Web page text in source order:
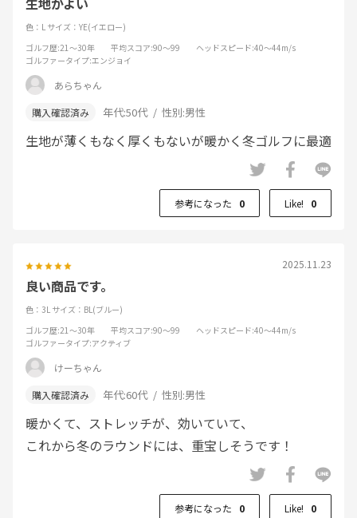
色：L サイズ：YE(イエロー)
ゴルフ歴:21～30年 平均スコア:90～99 ヘッドスピード:40～44m/s
ゴルファータイプ:エンジョイ
あらちゃん
年代:50代 性別:男性
生地が薄くもなく厚くもないが暖かく冬ゴルフに最適
参考になった 0 Like! 0
2025.11.23
良い商品です。
色：3L サイズ：BL(ブルー)
ゴルフ歴:21～30年 平均スコア:90～99 ヘッドスピード:40～44m/s
ゴルファータイプ:アクティブ
けーちゃん
年代:60代 性別:男性
暖かくて、ストレッチが、効いていて、
これから冬のラウンドには、重宝しそうです！
参考になった 0 Like! 0